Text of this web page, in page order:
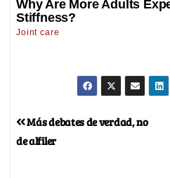
Más debates de verdad, no
de alfiler